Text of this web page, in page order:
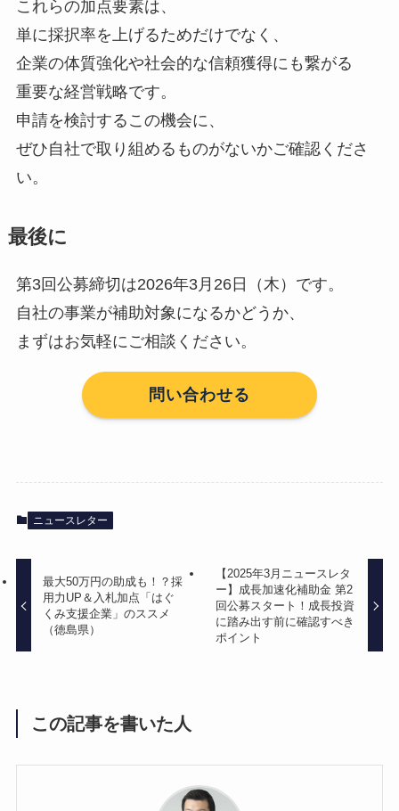
これらの加点要素は、
単に採択率を上げるためだけでなく、
企業の体質強化や社会的な信頼獲得にも繋がる
重要な経営戦略です。
申請を検討するこの機会に、
ぜひ自社で取り組めるものがないかご確認くださ
い。
最後に
第3回公募締切は2026年3月26日（木）です。
自社の事業が補助対象になるかどうか、
まずはお気軽にご相談ください。
問い合わせる
ニュースレター
最大50万円の助成も！？採
用力UP＆入札加点「はぐ
くみ支援企業」のススメ
（徳島県）
【2025年3月ニュースレタ
ー】成長加速化補助金 第2
回公募スタート！成長投資
に踏み出す前に確認すべき
ポイント
この記事を書いた人